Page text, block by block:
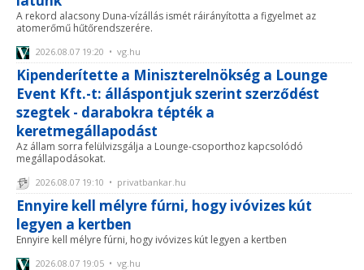
A rekord alacsony Duna-vízállás ismét ráirányította a figyelmet az
atomerőmű hűtőrendszerére.
2026.08.07 19:20 • vg.hu
Kipenderítette a Miniszterelnökség a Lounge
Event Kft.-t: álláspontjuk szerint szerződést
szegtek - darabokra tépték a
keretmegállapodást
Az állam sorra felülvizsgálja a Lounge-csoporthoz kapcsolódó
megállapodásokat.
2026.08.07 19:10 • privatbankar.hu
Ennyire kell mélyre fúrni, hogy ivóvizes kút
legyen a kertben
Ennyire kell mélyre fúrni, hogy ivóvizes kút legyen a kertben
2026.08.07 19:05 • vg.hu